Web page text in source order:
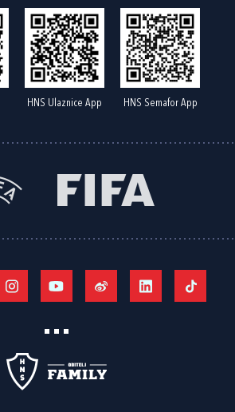
HNS Ulaznice App HNS Semafor App